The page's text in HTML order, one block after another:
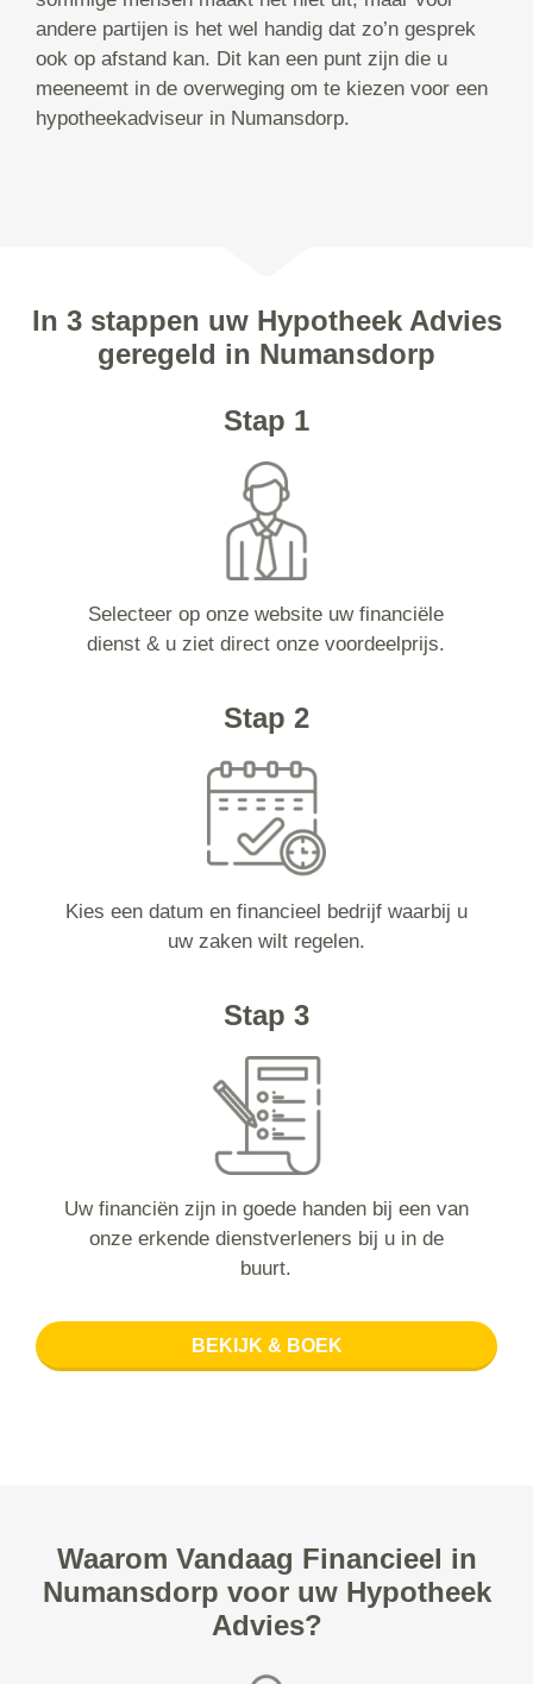
andere partijen is het wel handig dat zo’n gesprek
ook op afstand kan. Dit kan een punt zijn die u
meeneemt in de overweging om te kiezen voor een
hypotheekadviseur in Numansdorp.
In 3 stappen uw Hypotheek Advies
geregeld in Numansdorp
Stap 1
Selecteer op onze website uw financiële
dienst & u ziet direct onze voordeelprijs.
Stap 2
Kies een datum en financieel bedrijf waarbij u
uw zaken wilt regelen.
Stap 3
Uw financiën zijn in goede handen bij een van
onze erkende dienstverleners bij u in de
buurt.
BEKIJK & BOEK
Waarom Vandaag Financieel in
Numansdorp voor uw Hypotheek
Advies?